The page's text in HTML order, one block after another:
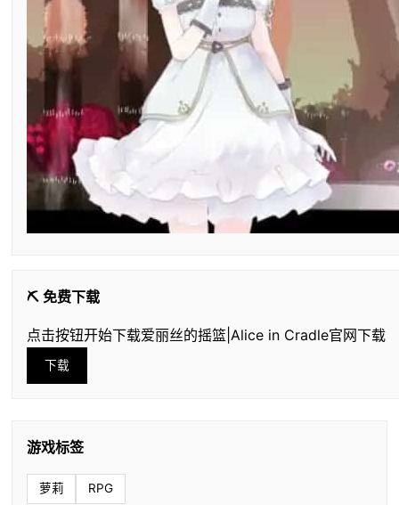
⛏️ 免费下载
点击按钮开始下载爱丽丝的摇篮|Alice in Cradle官网下载
下载
游戏标签
萝莉 RPG